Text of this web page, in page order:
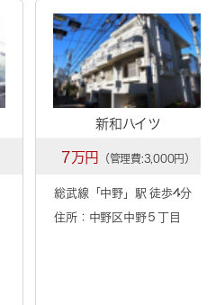
新和ハイツ
7万円 （管理費:3,000円）
総武線「 中野」駅 徒歩4分
住所：中野区中野５丁目